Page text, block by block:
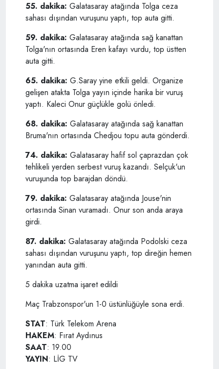
55. dakika: Galatasaray atağında Tolga ceza
sahası dışından vuruşunu yaptı, top auta gitti.
59. dakika: Galatasaray atağında sağ kanattan
Tolga'nın ortasında Eren kafayı vurdu, top üstten
auta gitti.
65. dakika: G.Saray yine etkili geldi. Organize
gelişen atakta Tolga yayın içinde harika bir vuruş
yaptı. Kaleci Onur güçlükle golü önledi.
68. dakika: Galatasaray atağında sağ kanattan
Bruma'nın ortasında Chedjou topu auta gönderdi.
74. dakika: Galatasaray hafif sol çaprazdan çok
tehlikeli yerden serbest vuruş kazandı. Selçuk'un
vuruşunda top barajdan döndü.
79. dakika: Galatasaray atağında Jouse'nin
ortasında Sinan vuramadı. Onur son anda araya
girdi.
87. dakika: Galatasaray atağında Podolski ceza
sahası dışından vuruşunu yaptı, top direğin hemen
yanından auta gitti.
5 dakika uzatma işaret edildi
Maç Trabzonspor'un 1-0 üstünlüğüyle sona erdi.
STAT: Türk Telekom Arena
HAKEM: Fırat Aydınus
SAAT: 19.00
YAYIN: LİG TV